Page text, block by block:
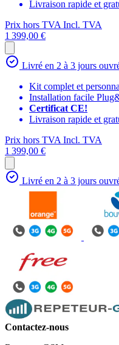
Livraison rapide et
Prix hors TVAIncl. TVA
1 399,00 €
Livré en 2 à 3 jours
Kit complet et
Installation facile
Certificat CE!
Livraison rapide et
Prix hors TVAIncl. TVA
1 399,00 €
Livré en 2 à 3 jours
Contactez-nous